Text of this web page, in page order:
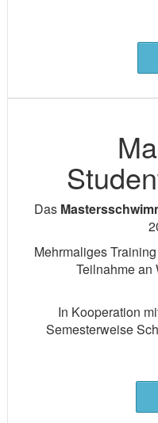
Das
Mehrmaliges
Teilnahme an
In Kooperation
Semesterweise